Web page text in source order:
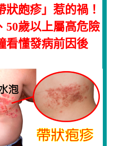
狀皰疹」惹的禍！
50歲以上屬高危險
看懂發病前因後